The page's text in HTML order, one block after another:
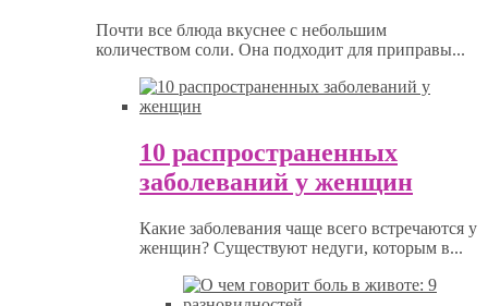
Почти все блюда вкуснее с небольшим
количеством соли. Она подходит для приправы...
10 распространенных
заболеваний у женщин
Какие заболевания чаще всего встречаются у
женщин? Существуют недуги, которым в...